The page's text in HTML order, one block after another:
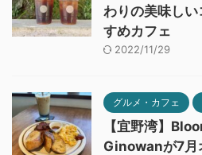
わりの美味し
すめカフェ
2022/11/29
グルメ・カフェ
【宜野湾】
Ginowanが7月